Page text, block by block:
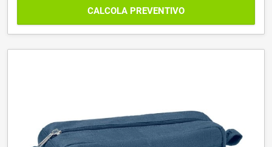
CALCOLA PREVENTIVO